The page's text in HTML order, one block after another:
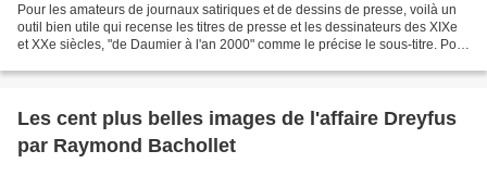
Pour les amateurs de journaux satiriques et de dessins de presse, voilà un
outil bien utile qui recense les titres de presse et les dessinateurs des XIXe
et XXe siècles, "de Daumier à l'an 2000" comme le précise le sous-titre. Pour
Les cent plus belles images de l'affaire Dreyfus
par Raymond Bachollet